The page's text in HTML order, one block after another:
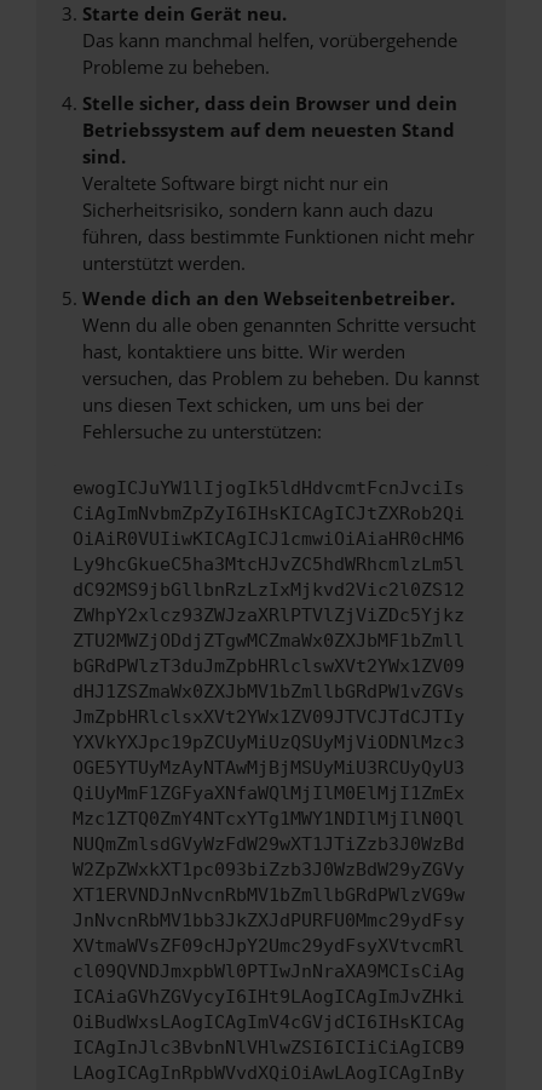
Starte dein Gerät neu.
Das kann manchmal helfen, vorübergehende
Probleme zu beheben.
Stelle sicher, dass dein Browser und dein
Betriebssystem auf dem neuesten Stand
sind.
Veraltete Software birgt nicht nur ein
Sicherheitsrisiko, sondern kann auch dazu
führen, dass bestimmte Funktionen nicht mehr
unterstützt werden.
Wende dich an den Webseitenbetreiber.
Wenn du alle oben genannten Schritte versucht
hast, kontaktiere uns bitte. Wir werden
versuchen, das Problem zu beheben. Du kannst
uns diesen Text schicken, um uns bei der
Fehlersuche zu unterstützen:
ewogICJuYW1lIjogIk5ldHdvcmtFcnJvciIs
CiAgImNvbmZpZyI6IHsKICAgICJtZXRob2Qi
OiAiR0VUIiwKICAgICJ1cmwiOiAiaHR0cHM6
Ly9hcGkueC5ha3MtcHJvZC5hdWRhcmlzLm5l
dC92MS9jbGllbnRzLzIxMjkvd2Vic2l0ZS12
ZWhpY2xlcz93ZWJzaXRlPTVlZjViZDc5Yjkz
ZTU2MWZjODdjZTgwMCZmaWx0ZXJbMF1bZmll
bGRdPWlzT3duJmZpbHRlclswXVt2YWx1ZV09
dHJ1ZSZmaWx0ZXJbMV1bZmllbGRdPW1vZGVs
JmZpbHRlclsxXVt2YWx1ZV09JTVCJTdCJTIy
YXVkYXJpc19pZCUyMiUzQSUyMjViODNlMzc3
OGE5YTUyMzAyNTAwMjBjMSUyMiU3RCUyQyU3
QiUyMmF1ZGFyaXNfaWQlMjIlM0ElMjI1ZmEx
Mzc1ZTQ0ZmY4NTcxYTg1MWY1NDIlMjIlN0Ql
NUQmZmlsdGVyWzFdW29wXT1JTiZzb3J0WzBd
W2ZpZWxkXT1pc093biZzb3J0WzBdW29yZGVy
XT1ERVNDJnNvcnRbMV1bZmllbGRdPWlzVG9w
JnNvcnRbMV1bb3JkZXJdPURFU0Mmc29ydFsy
XVtmaWVsZF09cHJpY2Umc29ydFsyXVtvcmRl
cl09QVNDJmxpbWl0PTIwJnNraXA9MCIsCiAg
ICAiaGVhZGVycyI6IHt9LAogICAgImJvZHki
OiBudWxsLAogICAgImV4cGVjdCI6IHsKICAg
ICAgInJlc3BvbnNlVHlwZSI6ICIiCiAgICB9
LAogICAgInRpbWVvdXQiOiAwLAogICAgInBy